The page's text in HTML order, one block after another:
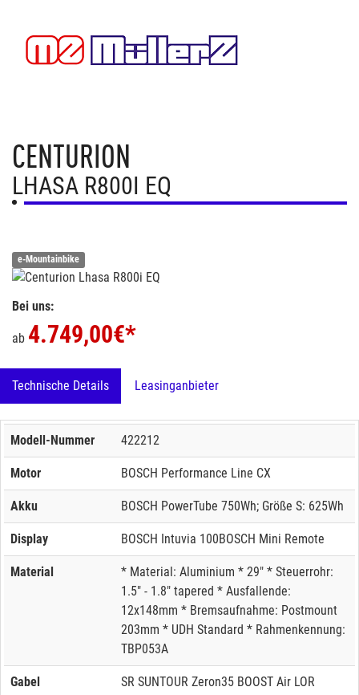
CENTURION
LHASA R800I EQ
e-Mountainbike
Bei uns:
ab 4.749,00€*
Technische Details Leasinganbieter
Modell-Nummer 422212
Motor BOSCH Performance Line CX
Akku BOSCH PowerTube 750Wh; Größe S: 625Wh
Display BOSCH Intuvia 100BOSCH Mini Remote
Material
* Material: Aluminium * 29" * Steuerrohr:
1.5" - 1.8" tapered * Ausfallende:
12x148mm * Bremsaufnahme: Postmount
203mm * UDH Standard * Rahmenkennung:
TBP053A
Gabel SR SUNTOUR Zeron35 BOOST Air LOR